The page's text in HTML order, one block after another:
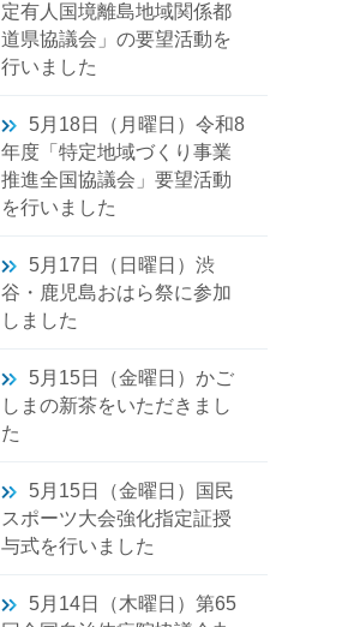
定有人国境離島地域関係都
道県協議会」の要望活動を
行いました
5月18日（月曜日）令和8
年度「特定地域づくり事業
推進全国協議会」要望活動
を行いました
5月17日（日曜日）渋
谷・鹿児島おはら祭に参加
しました
5月15日（金曜日）かご
しまの新茶をいただきまし
た
5月15日（金曜日）国民
スポーツ大会強化指定証授
与式を行いました
5月14日（木曜日）第65